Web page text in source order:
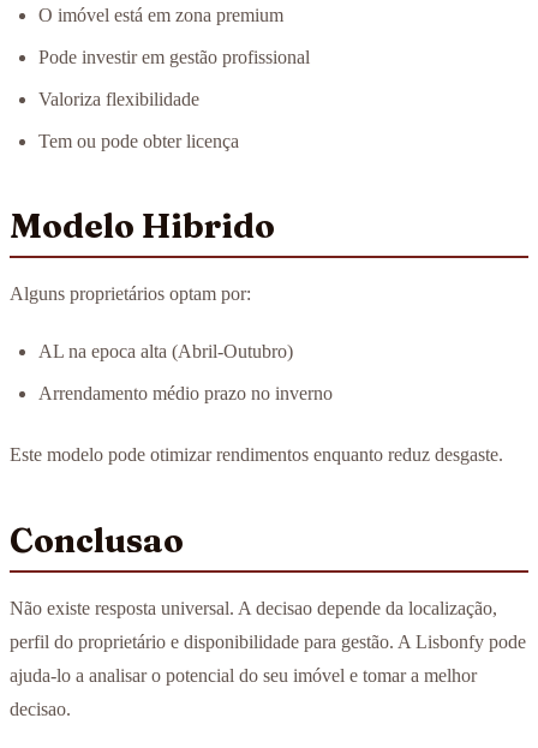
O imóvel está em zona premium
Pode investir em gestão profissional
Valoriza flexibilidade
Tem ou pode obter licença
Modelo Hibrido
Alguns proprietários optam por:
AL na epoca alta (Abril-Outubro)
Arrendamento médio prazo no inverno
Este modelo pode otimizar rendimentos enquanto reduz desgaste.
Conclusao
Não existe resposta universal. A decisao depende da localização,
perfil do proprietário e disponibilidade para gestão. A Lisbonfy pode
ajuda-lo a analisar o potencial do seu imóvel e tomar a melhor
decisao.